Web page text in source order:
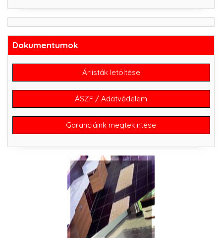
Dokumentumok
Árlisták letöltése
ÁSZF / Adatvédelem
Garanciáink megtekintése